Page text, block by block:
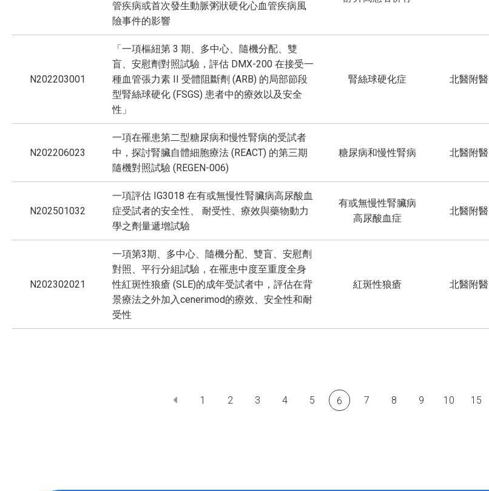
管疾病或首次發生動脈粥狀硬化心血管疾病風
險事件的影響
N202203001
「一項樞紐第 3 期、多中心、隨機分配、雙
盲、安慰劑對照試驗，評估 DMX-200 在接受一
種血管張力素 II 受體阻斷劑 (ARB) 的局部節段
型腎絲球硬化 (FSGS) 患者中的療效以及安全
性」
腎絲球硬化症 北醫附醫
N202206023
一項在罹患第二型糖尿病和慢性腎病的受試者
中，探討腎臟自體細胞療法 (REACT) 的第三期
隨機對照試驗 (REGEN-006)
糖尿病和慢性腎病 北醫附醫
N202501032
一項評估 IG3018 在有或無慢性腎臟病高尿酸血
症受試者的安全性、 耐受性、療效與藥物動力
學之劑量遞增試驗
有或無慢性腎臟病
高尿酸血症
北醫附醫
N202302021
一項第3期、多中心、隨機分配、雙盲、安慰劑
對照、平行分組試驗，在罹患中度至重度全身
性紅斑性狼瘡 (SLE)的成年受試者中，評估在背
景療法之外加入cenerimod的療效、安全性和耐
受性
紅斑性狼瘡 北醫附醫
1 2 3 4 5 6 7 8 9 10 15